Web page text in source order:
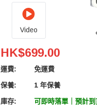
Video
Insta360 Snap Selfie
HK$699.00
運費: 免運費
保養: 1 年保養
庫存: 可即時落單｜預計